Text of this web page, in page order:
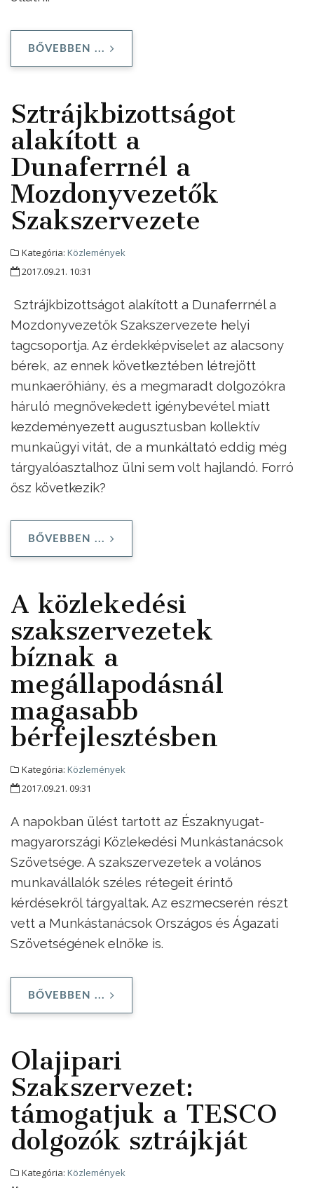
BŐVEBBEN ...
Sztrájkbizottságot
alakított a
Dunaferrnél a
Mozdonyvezetők
Szakszervezete
Kategória: Közlemények
2017.09.21. 10:31
Sztrájkbizottságot alakított a Dunaferrnél a
Mozdonyvezetők Szakszervezete helyi
tagcsoportja. Az érdekképviselet az alacsony
bérek, az ennek következtében létrejött
munkaerőhiány, és a megmaradt dolgozókra
háruló megnövekedett igénybevétel miatt
kezdeményezett augusztusban kollektív
munkaügyi vitát, de a munkáltató eddig még
tárgyalóasztalhoz ülni sem volt hajlandó. Forró
ősz következik?
BŐVEBBEN ...
A közlekedési
szakszervezetek
bíznak a
megállapodásnál
magasabb
bérfejlesztésben
Kategória: Közlemények
2017.09.21. 09:31
A napokban ülést tartott az Északnyugat-
magyarországi Közlekedési Munkástanácsok
Szövetsége. A szakszervezetek a volános
munkavállalók széles rétegeit érintő
kérdésekről tárgyaltak. Az eszmecserén részt
vett a Munkástanácsok Országos és Ágazati
Szövetségének elnöke is.
BŐVEBBEN ...
Olajipari
Szakszervezet:
támogatjuk a TESCO
dolgozók sztrájkját
Kategória: Közlemények